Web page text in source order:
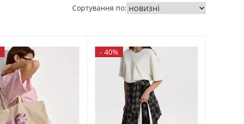
Сортування по:
- 40%